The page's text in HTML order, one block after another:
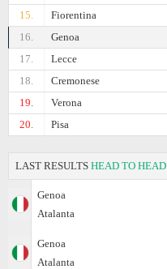
15.
Fiorentina
16.
Genoa
17.
Lecce
18.
Cremonese
19.
Verona
20.
Pisa
LAST RESULTS HEAD TO HEAD
Genoa
Atalanta
Genoa
Atalanta